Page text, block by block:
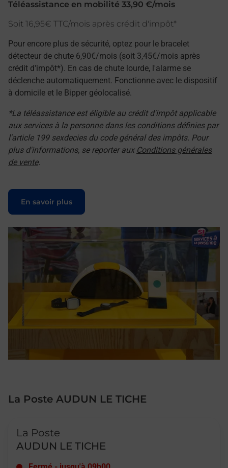
Téléassistance en mobilité 33,90 €/mois
Soit 16,95€ TTC/mois après crédit d'impôt*
Pour encore plus de sécurité, optez pour le bracelet
détecteur de chute 6,90€/mois (soit 3,45€/mois après
crédit d'impôt*). En cas de chute lourde, l'alarme se
déclenche automatiquement. Fonctionne avec le dispositif
à domicile et le Bipper géolocalisé.
*La téléassistance est éligible au crédit d'impôt applicable
aux services à la personne dans les conditions définies par
l'article 199 sexdecies du code général des impôts. Pour
plus d'informations, se reporter aux Conditions générales
de vente.
En savoir plus
Le lien s'ouvre dans un nouvel onglet
La Poste AUDUN LE TICHE
La Poste
AUDUN LE TICHE